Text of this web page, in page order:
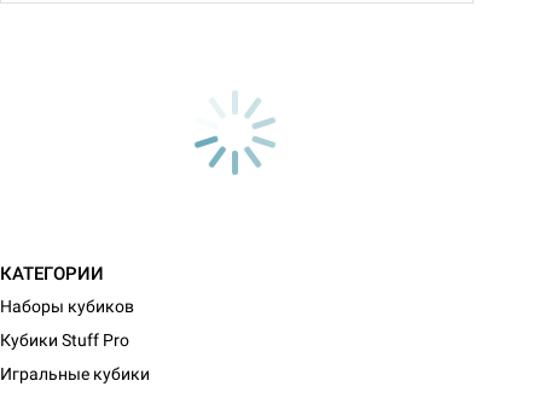
КАТЕГОРИИ
Наборы кубиков
Кубики Stuff Pro
Игральные кубики